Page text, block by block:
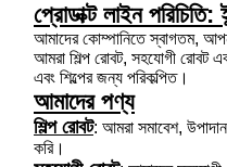
প্রোডাক্ট লাইন পরিচিতি:
আমাদের কোম্পানিতে স্বাগতম,
আমরা শিল্প রোবট, সহযোগী রোবট
এবং শিল্পের জন্য পরিকল্পিত।
আমাদের পণ্য
শিল্প রোবট: আমরা সমাবেশ,
করি।